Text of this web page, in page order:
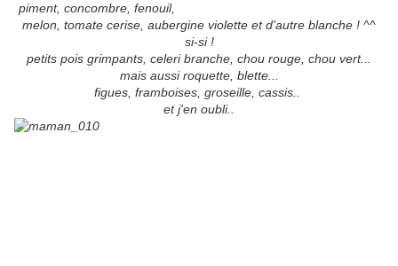
piment, concombre, fenouil,
melon, tomate cerise, aubergine violette et d'autre blanche ! ^^
si-si !
petits pois grimpants, celeri branche, chou rouge, chou vert...
mais aussi roquette, blette...
figues, framboises, groseille, cassis..
et j'en oubli..